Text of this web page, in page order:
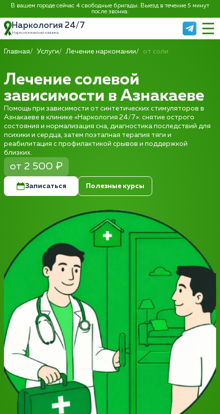
В вашем городе сейчас 4 свободные бригады. Выезд в течение 5 минут
после звонка:
Наркология 24/7
Наркологическая клиника
Главная Услуги Лечение наркомании от соли
Лечение солевой
зависимости в Азнакаеве
Помощь при зависимости от синтетических стимуляторов в
Азнакаеве в клинике «Наркология 24/7»: снятие острого
состояния и нормализация сна, диагностика последствий для
психики и сердца, затем поэтапная терапия тяги и
реабилитация с профилактикой срывов и поддержкой
близких.
от 2 500 ₽
Записаться Полезные курсы